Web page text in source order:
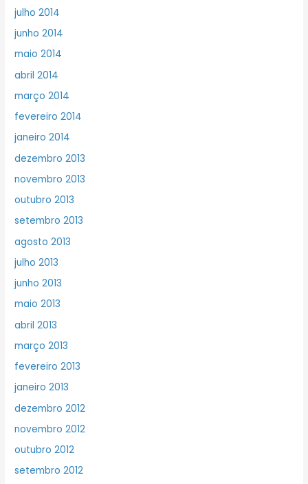
julho 2014
junho 2014
maio 2014
abril 2014
março 2014
fevereiro 2014
janeiro 2014
dezembro 2013
novembro 2013
outubro 2013
setembro 2013
agosto 2013
julho 2013
junho 2013
maio 2013
abril 2013
março 2013
fevereiro 2013
janeiro 2013
dezembro 2012
novembro 2012
outubro 2012
setembro 2012